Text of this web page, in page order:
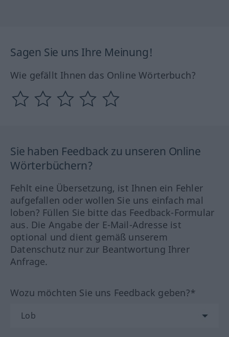
Sagen Sie uns Ihre Meinung!
Wie gefällt Ihnen das Online Wörterbuch?
Sie haben Feedback zu unseren Online
Wörterbüchern?
Fehlt eine Übersetzung, ist Ihnen ein Fehler
aufgefallen oder wollen Sie uns einfach mal
loben? Füllen Sie bitte das Feedback-Formular
aus. Die Angabe der E-Mail-Adresse ist
optional und dient gemäß unserem
Datenschutz nur zur Beantwortung Ihrer
Anfrage.
Wozu möchten Sie uns Feedback geben?*